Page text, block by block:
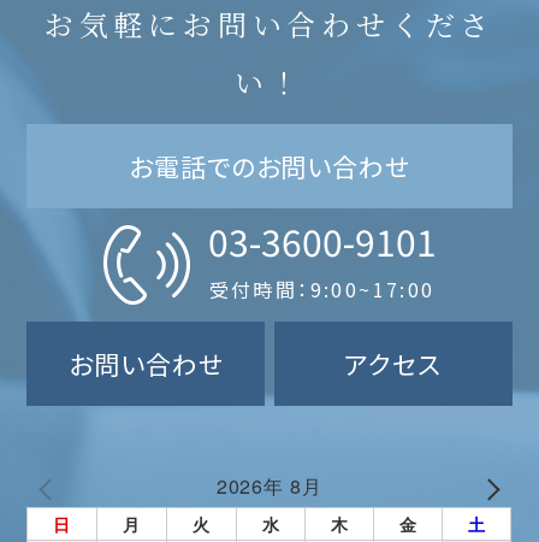
お気軽にお問い合わせくださ
い！
お電話でのお問い合わせ
03-3600-9101
受付時間：9:00~17:00
お問い合わせ アクセス
2026年 8月
日 月 火 水 木 金 土